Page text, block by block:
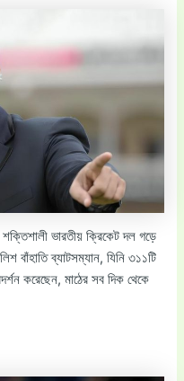
ভারতীয় ক্রিকেট দল গড়ে
বাঁহাতি ব্যাটসম্যান, যিনি ৩১১টি
করেছেন, মাঠের সব দিক থেকে